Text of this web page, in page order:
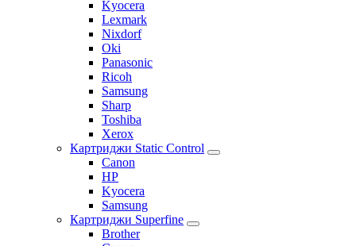
Kyocera
Lexmark
Nixdorf
Oki
Panasonic
Ricoh
Samsung
Sharp
Toshiba
Xerox
Картриджи Static Control
Canon
HP
Kyocera
Samsung
Картриджи Superfine
Brother